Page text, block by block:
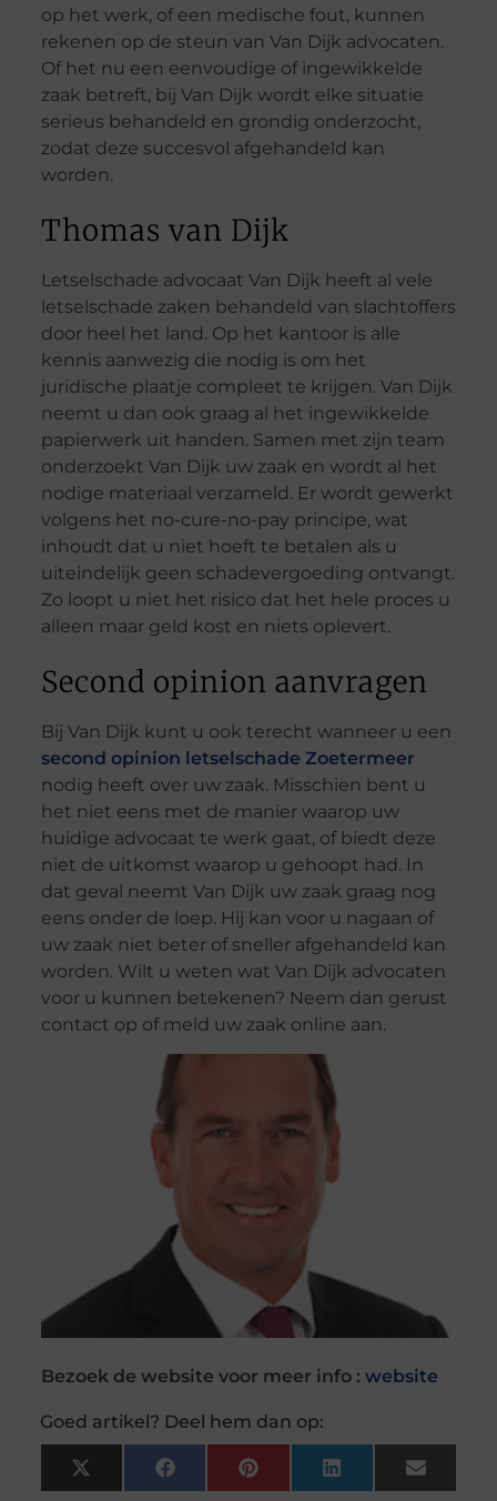
op het werk, of een medische fout, kunnen
rekenen op de steun van Van Dijk advocaten.
Of het nu een eenvoudige of ingewikkelde
zaak betreft, bij Van Dijk wordt elke situatie
serieus behandeld en grondig onderzocht,
zodat deze succesvol afgehandeld kan
worden.
Thomas van Dijk
Letselschade advocaat Van Dijk heeft al vele
letselschade zaken behandeld van slachtoffers
door heel het land. Op het kantoor is alle
kennis aanwezig die nodig is om het
juridische plaatje compleet te krijgen. Van Dijk
neemt u dan ook graag al het ingewikkelde
papierwerk uit handen. Samen met zijn team
onderzoekt Van Dijk uw zaak en wordt al het
nodige materiaal verzameld. Er wordt gewerkt
volgens het no-cure-no-pay principe, wat
inhoudt dat u niet hoeft te betalen als u
uiteindelijk geen schadevergoeding ontvangt.
Zo loopt u niet het risico dat het hele proces u
alleen maar geld kost en niets oplevert.
Second opinion aanvragen
Bij Van Dijk kunt u ook terecht wanneer u een
second opinion letselschade Zoetermeer
nodig heeft over uw zaak. Misschien bent u
het niet eens met de manier waarop uw
huidige advocaat te werk gaat, of biedt deze
niet de uitkomst waarop u gehoopt had. In
dat geval neemt Van Dijk uw zaak graag nog
eens onder de loep. Hij kan voor u nagaan of
uw zaak niet beter of sneller afgehandeld kan
worden. Wilt u weten wat Van Dijk advocaten
voor u kunnen betekenen? Neem dan gerust
contact op of meld uw zaak online aan.
Bezoek de website voor meer info : website
Goed artikel? Deel hem dan op:
X
(Twitter)
FacebookPinterestLinkedInEmail